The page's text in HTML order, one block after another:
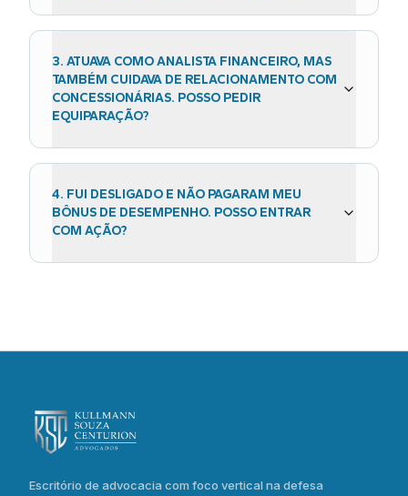
3. ATUAVA COMO ANALISTA FINANCEIRO, MAS
TAMBÉM CUIDAVA DE RELACIONAMENTO COM
CONCESSIONÁRIAS. POSSO PEDIR
EQUIPARAÇÃO?
4. FUI DESLIGADO E NÃO PAGARAM MEU
BÔNUS DE DESEMPENHO. POSSO ENTRAR
COM AÇÃO?
Escritório de advocacia com foco vertical na defesa